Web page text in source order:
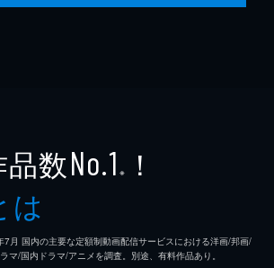
数No.1 ※ ！
は
⽉ 国内の主要な定額制動画配信サービスにおける洋画/邦画/
マ/国内ドラマ/アニメを調査。別途、有料作品あり。